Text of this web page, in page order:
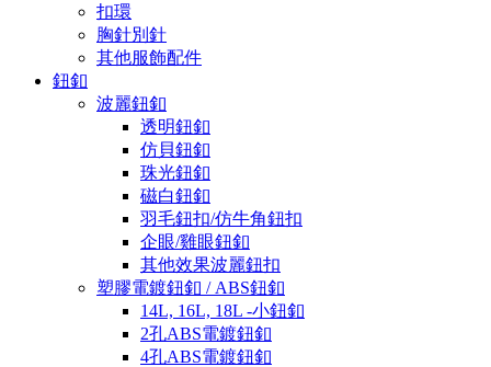
扣環
胸針別針
其他服飾配件
鈕釦
波麗鈕釦
透明鈕釦
仿貝鈕釦
珠光鈕釦
磁白鈕釦
羽毛鈕扣/仿牛角鈕扣
企眼/雞眼鈕釦
其他效果波麗鈕扣
塑膠電鍍鈕釦 / ABS鈕釦
14L, 16L, 18L -小鈕釦
2孔ABS電鍍鈕釦
4孔ABS電鍍鈕釦